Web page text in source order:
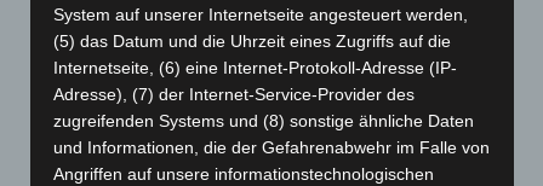
Juli 2026(73)
Juni 2026(139)
Mai 2026(99)
April 2026(99)
März 2026 (115)
System auf unserer Internetseite angesteuert werden,
(5) das Datum und die Uhrzeit eines Zugriffs auf die
Internetseite, (6) eine Internet-Protokoll-Adresse (IP-
Adresse), (7) der Internet-Service-Provider des
zugreifenden Systems und (8) sonstige ähnliche Daten
und Informationen, die der Gefahrenabwehr im Falle von
Angriffen auf unsere informationstechnologischen